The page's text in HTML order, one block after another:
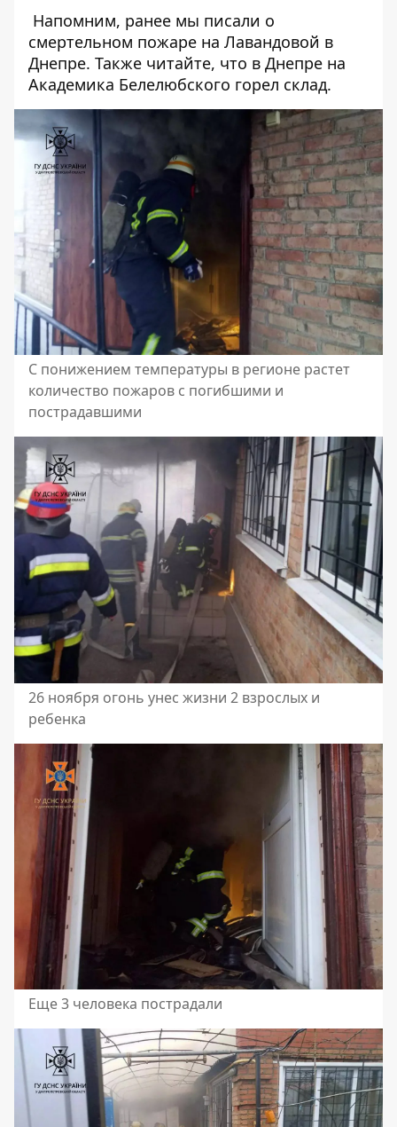
Напомним, ранее мы писали о
смертельном пожаре на Лавандовой в
Днепре. Также читайте, что в Днепре на
Академика Белелюбского горел склад.
С понижением температуры в регионе растет
количество пожаров с погибшими и
пострадавшими
26 ноября огонь унес жизни 2 взрослых и
ребенка
Еще 3 человека пострадали